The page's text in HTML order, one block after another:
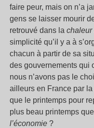
faire peur, mais on n’a
gens se laisser mourir
retrouvé dans la chaleur
simplicité qu’il y a à
chacun à partir de sa
des gouvernements qui
nous n’avons pas le
ailleurs en France par
que le printemps pour
plus beau printemps
l’économie ?